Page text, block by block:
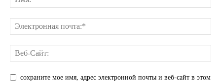
сохраните мое имя, адрес электронной почты и веб-сайт в этом